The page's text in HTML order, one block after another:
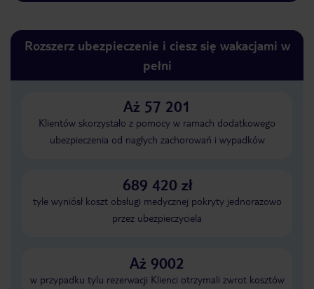
Rozszerz ubezpieczenie i ciesz się wakacjami w
pełni
Aż 57 201
Klientów skorzystało z pomocy w ramach dodatkowego
ubezpieczenia od nagłych zachorowań i wypadków
689 420 zł
tyle wyniósł koszt obsługi medycznej pokryty jednorazowo
przez ubezpieczyciela
Aż 9002
w przypadku tylu rezerwacji Klienci otrzymali zwrot kosztów